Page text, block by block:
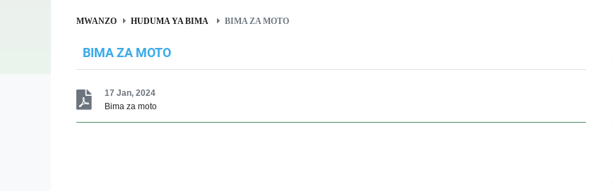
MWANZO HUDUMA YA BIMA BIMA ZA MOTO
BIMA ZA MOTO
17 Jan, 2024
Bima za moto